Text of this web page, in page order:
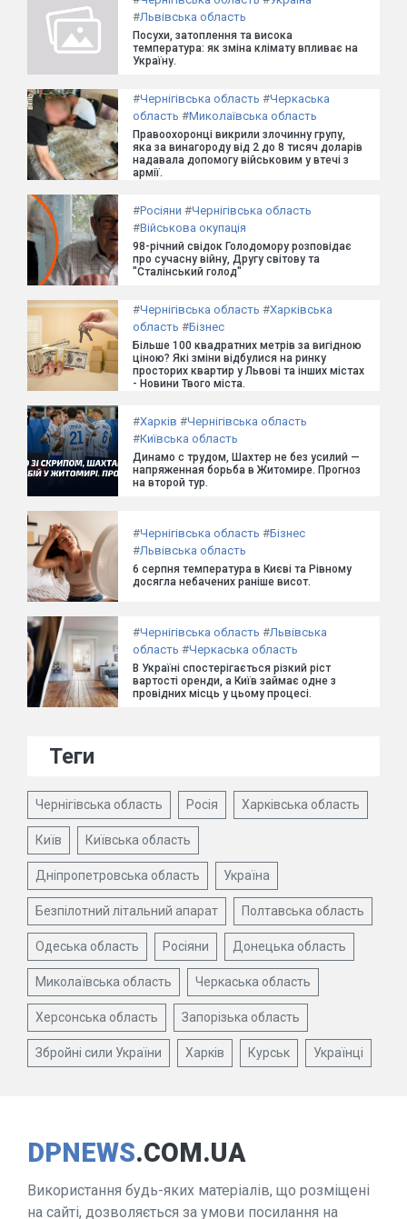
#Львівська область
Посухи, затоплення та висока
температура: як зміна клімату впливає на
Україну.
#Чернігівська область #Черкаська
область #Миколаївська область
Правоохоронці викрили злочинну групу,
яка за винагороду від 2 до 8 тисяч доларів
надавала допомогу військовим у втечі з
армії.
#Росіяни #Чернігівська область
#Військова окупація
98-річний свідок Голодомору розповідає
про сучасну війну, Другу світову та
"Сталінський голод"
#Чернігівська область #Харківська
область #Бізнес
Більше 100 квадратних метрів за вигідною
ціною? Які зміни відбулися на ринку
просторих квартир у Львові та інших містах
- Новини Твого міста.
#Харків #Чернігівська область
#Київська область
Динамо с трудом, Шахтер не без усилий —
напряженная борьба в Житомире. Прогноз
на второй тур.
#Чернігівська область #Бізнес
#Львівська область
6 серпня температура в Києві та Рівному
досягла небачених раніше висот.
#Чернігівська область #Львівська
область #Черкаська область
В Україні спостерігається різкий ріст
вартості оренди, а Київ займає одне з
провідних місць у цьому процесі.
Теги
Чернігівська область Росія Харківська область
Київ Київська область
Дніпропетровська область Україна
Безпілотний літальний апарат Полтавська область
Одеська область Росіяни Донецька область
Миколаївська область Черкаська область
Херсонська область Запорізька область
Збройні сили України Харків Курськ Українці
DPNEWS.COM.UA
Використання будь-яких матеріалів, що розміщені
на сайті, дозволяється за умови посилання на